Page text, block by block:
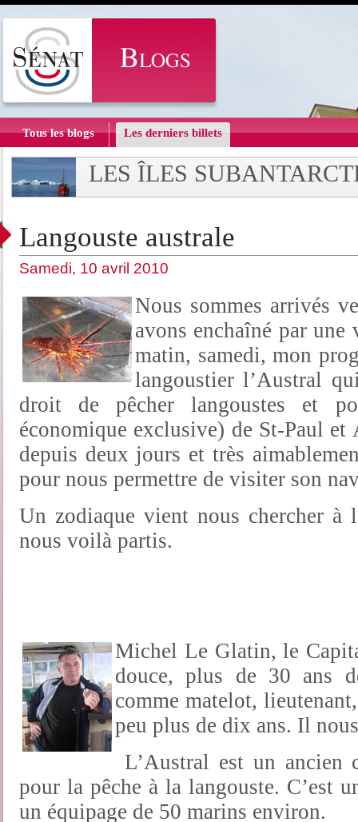
Tous les blogs Les derniers billets
LES ÎLES
Langouste australe
Samedi, 10 avril 2010
Nous sommes arrivés
avons enchaîné par
matin, samedi, mon
langoustier l’Austral
droit de pêcher langoustes et
économique exclusive) de St-Paul
depuis deux jours et très
pour nous permettre de visiter son
Un zodiaque vient nous chercher à
nous voilà partis.
Michel Le Glatin, le
douce, plus de 30 ans
comme matelot,
peu plus de dix ans. Il
L’Austral est un ancien
pour la pêche à la langouste. C’est
un équipage de 50 marins environ.